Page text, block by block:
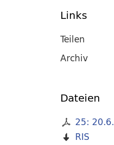
Links
Teilen
Archiv
Dateien
25:
RIS